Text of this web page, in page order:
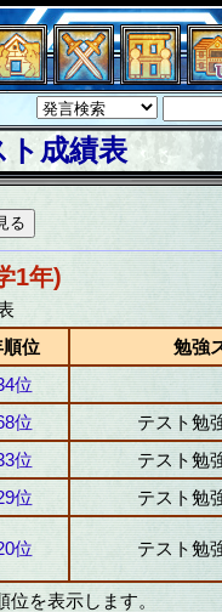
ト成績表
1年)
位
勉強
位
位
テスト勉
位
テスト勉
位
テスト勉
位 テスト勉
を表示します。